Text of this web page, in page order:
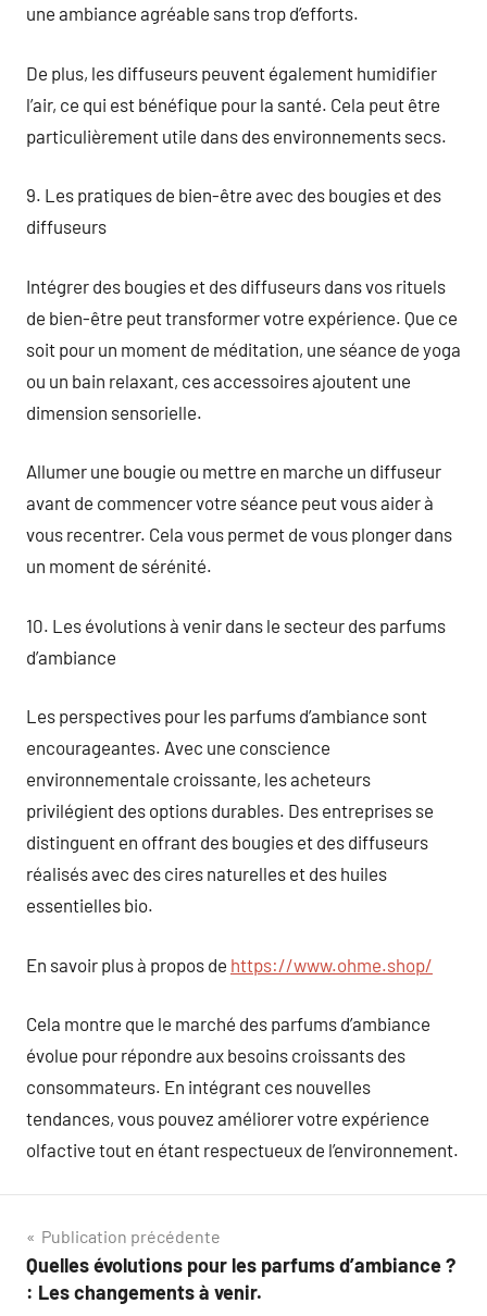
une ambiance agréable sans trop d’efforts.
De plus, les diffuseurs peuvent également humidifier
l’air, ce qui est bénéfique pour la santé. Cela peut être
particulièrement utile dans des environnements secs.
9. Les pratiques de bien-être avec des bougies et des
diffuseurs
Intégrer des bougies et des diffuseurs dans vos rituels
de bien-être peut transformer votre expérience. Que ce
soit pour un moment de méditation, une séance de yoga
ou un bain relaxant, ces accessoires ajoutent une
dimension sensorielle.
Allumer une bougie ou mettre en marche un diffuseur
avant de commencer votre séance peut vous aider à
vous recentrer. Cela vous permet de vous plonger dans
un moment de sérénité.
10. Les évolutions à venir dans le secteur des parfums
d’ambiance
Les perspectives pour les parfums d’ambiance sont
encourageantes. Avec une conscience
environnementale croissante, les acheteurs
privilégient des options durables. Des entreprises se
distinguent en offrant des bougies et des diffuseurs
réalisés avec des cires naturelles et des huiles
essentielles bio.
En savoir plus à propos de https://www.ohme.shop/
Cela montre que le marché des parfums d’ambiance
évolue pour répondre aux besoins croissants des
consommateurs. En intégrant ces nouvelles
tendances, vous pouvez améliorer votre expérience
olfactive tout en étant respectueux de l’environnement.
Navigation
de
Publication précédente
Quelles évolutions pour les parfums d’ambiance ?
: Les changements à venir.